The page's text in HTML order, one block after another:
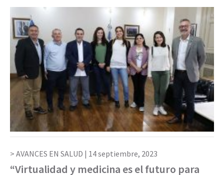
AVANCES EN SALUD | 14 septiembre, 2023
“Virtualidad y medicina es el futuro para